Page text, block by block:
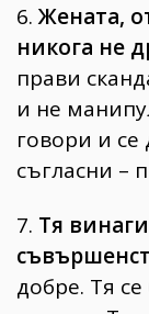
6.Жената,
никога не
прави
и не
говори и се
съгласни –
7. Тя
добре. Тя